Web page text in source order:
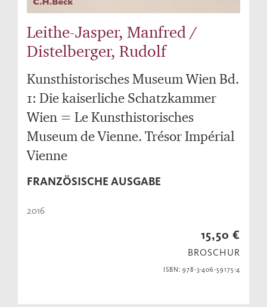
Leithe-Jasper, Manfred /
Distelberger, Rudolf
Kunsthistorisches Museum Wien Bd.
1: Die kaiserliche Schatzkammer
Wien = Le Kunsthistorisches
Museum de Vienne. Trésor Impérial
Vienne
FRANZÖSISCHE AUSGABE
2016
15,50 €
BROSCHUR
ISBN: 978-3-406-59175-4